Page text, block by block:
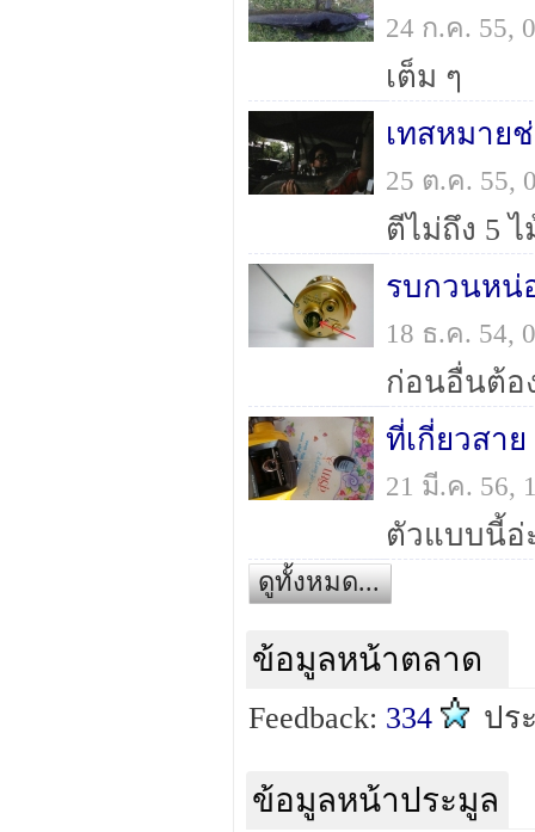
24 ก.ค. 55,
เต็ม ๆ
เทสหมาย
25 ต.ค. 55,
ตีไม่ถึง 5
รบกวนหน่
18 ธ.ค. 54,
ที่เกี่ยวสา
21 มี.ค. 56,
ตัวแบบนี้อ่
ดูทั้งหมด...
ข้อมูลหน้าตลาด
Feedback: 334 ปร
ข้อมูลหน้าประมูล